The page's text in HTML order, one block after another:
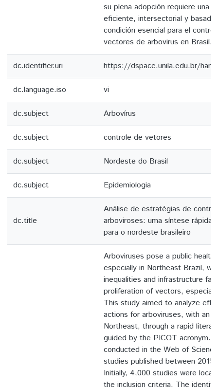
su plena adopción requiere una
eficiente, intersectorial y basada
condición esencial para el
vectores de arbovirus en Brasil.
dc.identifier.uri https://dspace.unila.edu.br/
dc.language.iso vi
dc.subject Arbovírus
dc.subject controle de vetores
dc.subject Nordeste do Brasil
dc.subject Epidemiologia
dc.title
Análise de estratégias de
arboviroses: uma síntese rápida
para o nordeste brasileiro
Arboviruses pose a public health
especially in Northeast Brazil,
inequalities and infrastructure
proliferation of vectors,
This study aimed to analyze
actions for arboviruses, with an
Northeast, through a rapid
guided by the PICOT acronym.
conducted in the Web of
studies published between
Initially, 4,000 studies were